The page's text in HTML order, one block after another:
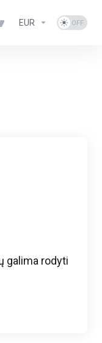
EUR
galima rodyti